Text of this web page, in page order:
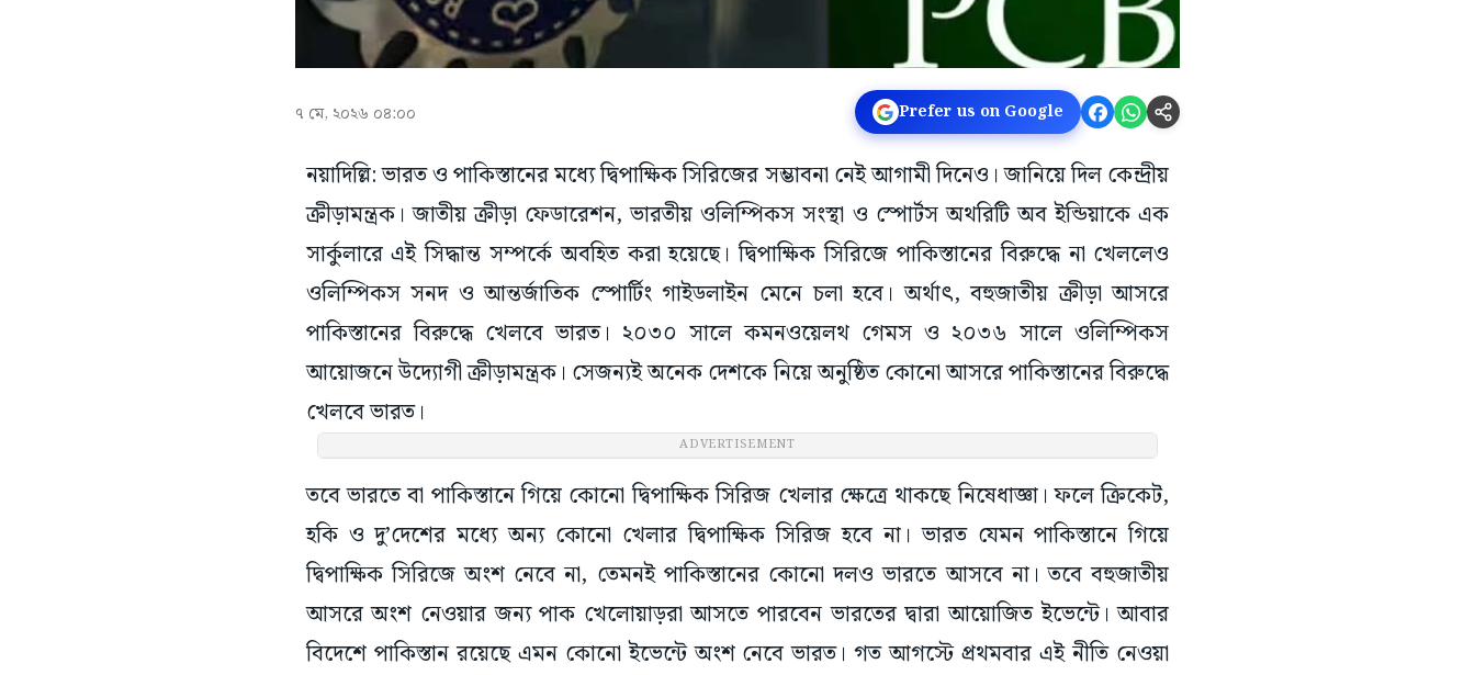
৭ মে, ২০২৬ ০৪:০০ Prefer us on Google
নয়াদিল্লি: ভারত ও পাকিস্তানের মধ্যে দ্বিপাক্ষিক সিরিজের সম্ভাবনা নেই আগামী দিনেও। জানিয়ে দিল কেন্দ্রীয়
ক্রীড়ামন্ত্রক। জাতীয় ক্রীড়া ফেডারেশন, ভারতীয় ওলিম্পিকস সংস্থা ও স্পোর্টস অথরিটি অব ইন্ডিয়াকে এক
সার্কুলারে এই সিদ্ধান্ত সম্পর্কে অবহিত করা হয়েছে। দ্বিপাক্ষিক সিরিজে পাকিস্তানের বিরুদ্ধে না খেললেও
ওলিম্পিকস সনদ ও আন্তর্জাতিক স্পোর্টিং গাইডলাইন মেনে চলা হবে। অর্থাৎ, বহুজাতীয় ক্রীড়া আসরে
পাকিস্তানের বিরুদ্ধে খেলবে ভারত। ২০৩০ সালে কমনওয়েলথ গেমস ও ২০৩৬ সালে ওলিম্পিকস
আয়োজনে উদ্যোগী ক্রীড়ামন্ত্রক। সেজন্যই অনেক দেশকে নিয়ে অনুষ্ঠিত কোনো আসরে পাকিস্তানের বিরুদ্ধে
খেলবে ভারত।
ADVERTISEMENT
তবে ভারতে বা পাকিস্তানে গিয়ে কোনো দ্বিপাক্ষিক সিরিজ খেলার ক্ষেত্রে থাকছে নিষেধাজ্ঞা। ফলে ক্রিকেট,
হকি ও দু’দেশের মধ্যে অন্য কোনো খেলার দ্বিপাক্ষিক সিরিজ হবে না। ভারত যেমন পাকিস্তানে গিয়ে
দ্বিপাক্ষিক সিরিজে অংশ নেবে না, তেমনই পাকিস্তানের কোনো দলও ভারতে আসবে না। তবে বহুজাতীয়
আসরে অংশ নেওয়ার জন্য পাক খেলোয়াড়রা আসতে পারবেন ভারতের দ্বারা আয়োজিত ইভেন্টে। আবার
বিদেশে পাকিস্তান রয়েছে এমন কোনো ইভেন্টে অংশ নেবে ভারত। গত আগস্টে প্রথমবার এই নীতি নেওয়া